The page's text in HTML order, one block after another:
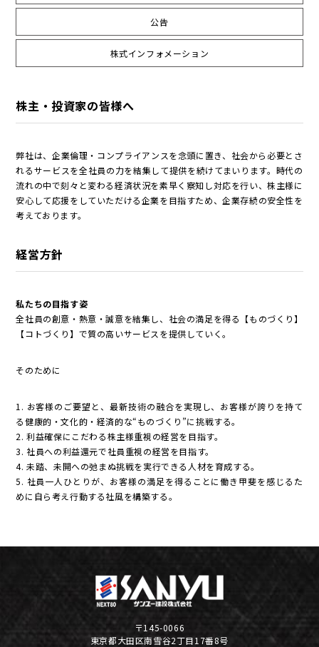
公告
採用情報
（請求書関係はコチラ）
金属製品部門(埼玉金属工場)
（請求書用紙ダウンロードはコチラ）
会社案内ダウンロード（PDF）
公告
株式インフォメーション
株主・投資家の皆様へ
弊社は、企業倫理・コンプライアンスを念頭に置き、社会から必要とさ
れるサービスを全社員の力を結集して提供を続けてまいります。時代の
流れの中で刻々と変わる経済状況を素早く察知し対応を行い、株主様に
安心して応援をしていただける企業を目指すため、企業存続の安全性を
考えております。
経営方針
私たちの目指す姿
全社員の創意・熱意・誠意を結集し、社会の満足を得る【ものづくり】
【コトづくり】で質の高いサービスを提供していく。
そのために
1. お客様のご要望と、最新技術の融合を実現し、お客様が誇りを持て
る健康的・文化的・経済的な“ものづくり”に挑戦する。
2. 利益確保にこだわる株主様重視の経営を目指す。
3. 社員への利益還元で社員重視の経営を目指す。
4. 未踏、未開への弛まぬ挑戦を実行できる人材を育成する。
5. 社員一人ひとりが、お客様の満足を得ることに働き甲斐を感じるた
めに自ら考え行動する社風を構築する。
〒145-0066
東京都大田区南雪谷2丁目17番8号